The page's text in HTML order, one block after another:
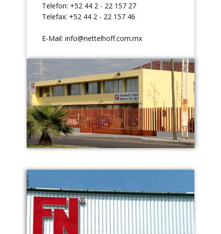
Telefon: +52 44 2 - 22 157 27
Telefax: +52 44 2 - 22 157 46
E-Mail: info@nettelhoff.com.mx